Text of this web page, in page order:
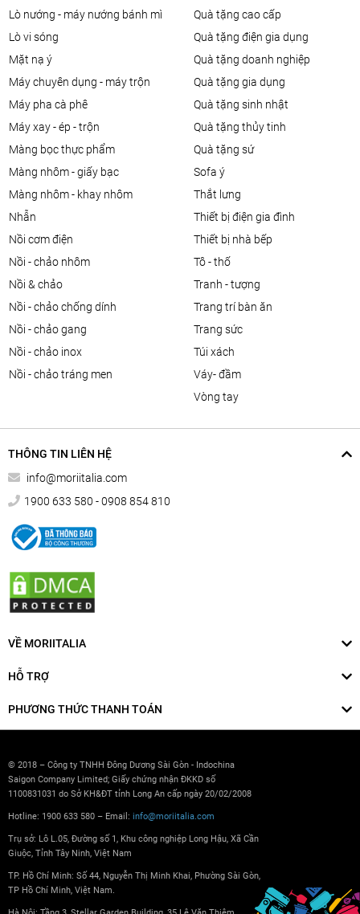
lò nướng - máy nướng bánh mì
lò vi sóng
mặt nạ ý
máy chuyên dụng - máy trộn
máy pha cà phê
máy xay - ép - trộn
màng bọc thực phẩm
màng nhôm - giấy bạc
màng nhôm - khay nhôm
nhẫn
nồi cơm điện
nồi - chảo nhôm
nồi & chảo
nồi - chảo chống dính
nồi - chảo gang
nồi - chảo inox
nồi - chảo tráng men
quà tặng cao cấp
quà tặng điện gia dụng
quà tặng doanh nghiệp
quà tặng gia dụng
quà tặng sinh nhật
quà tặng thủy tinh
quà tặng sứ
sofa ý
thắt lưng
thiết bị điện gia đình
thiết bị nhà bếp
tô - thố
tranh - tượng
trang trí bàn ăn
trang sức
túi xách
váy- đầm
vòng tay
THÔNG TIN LIÊN HỆ
info@moriitalia.com
1900 633 580 - 0908 854 810
VỀ MORIITALIA
HỖ TRỢ
PHƯƠNG THỨC THANH TOÁN
© 2018 – Công ty TNHH Đông Dương Sài Gòn - Indochina
Saigon Company Limited; Giấy chứng nhận ĐKKD số
1100831031 do Sở KH&ĐT tỉnh Long An cấp ngày 20/02/2008
Hotline: 1900 633 580 – Email: info@moriitalia.com
Trụ sở: Lô L.05, Đường số 1, Khu công nghiệp Long Hậu, Xã Cần
Giuộc, Tỉnh Tây Ninh, Việt Nam
TP. Hồ Chí Minh: Số 44, Nguyễn Thị Minh Khai, Phường Sài Gòn,
TP Hồ Chí Minh, Việt Nam.